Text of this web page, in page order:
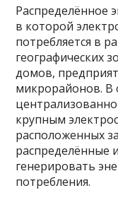
Распределённое
в которой
потребляется в
географических
домов,
микрорайонов. В
крупным
расположенных
распределённые
генерировать
потребления.